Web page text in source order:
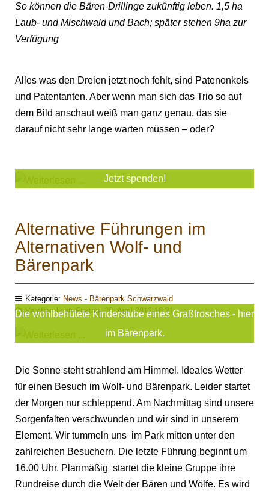
So können die Bären-Drillinge zukünftig leben. 1,5 ha
Laub- und Mischwald und Bach; später stehen 9ha zur
Verfügung
Alles was den Dreien jetzt noch fehlt, sind Patenonkels
und Patentanten. Aber wenn man sich das Trio so auf
dem Bild anschaut weiß man ganz genau, das sie
darauf nicht sehr lange warten müssen – oder?
Jetzt spenden!
Alternative Führungen im
Alternativen Wolf- und
Bärenpark
Kategorie: News - Bärenpark Schwarzwald
Veröffentlicht: Freitag, 20. April 2012 18:21
Die wohlbehütete Kinderstube eines Graßfrosches - hier
im Bärenpark.
Die Sonne steht strahlend am Himmel. Ideales Wetter
für einen Besuch im Wolf- und Bärenpark. Leider startet
der Morgen nur schleppend. Am Nachmittag sind unsere
Sorgenfalten verschwunden und wir sind in unserem
Element. Wir tummeln uns im Park mitten unter den
zahlreichen Besuchern. Die letzte Führung beginnt um
16.00 Uhr. Planmäßig startet die kleine Gruppe ihre
Rundreise durch die Welt der Bären und Wölfe. Es wird